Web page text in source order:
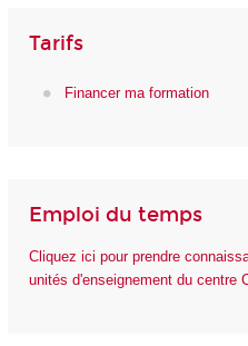
Tarifs
Financer ma formation
Emploi du temps
Cliquez ici pour prendre
unités d'enseignement du centre